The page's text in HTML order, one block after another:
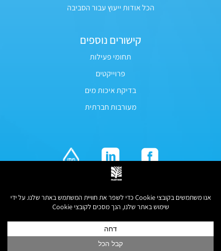
הכל אודות ייעוץ עבור הסביבה
קישורים נוספים
תחומי פעילות
פרוייקטים
בדיקת איכות מים
מעורבות חברתית
כל הזכויות שמורות לפלגי מים © 2026
מדיניות פרטיות| עיצוב ופיתוח סטודיו תלתלים